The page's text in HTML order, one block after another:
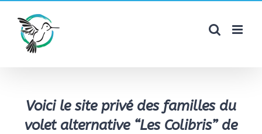
Skip
content
Voici le site privé des familles du
volet alternative “Les Colibris” de